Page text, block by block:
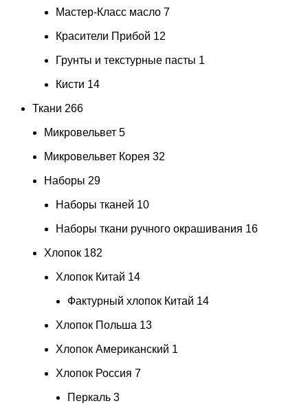
Мастер-Класс масло 7
Красители Прибой 12
Грунты и текстурные пасты 1
Кисти 14
Ткани 266
Микровельвет 5
Микровельвет Корея 32
Наборы 29
Наборы тканей 10
Наборы ткани ручного окрашивания 16
Хлопок 182
Хлопок Китай 14
Фактурный хлопок Китай 14
Хлопок Польша 13
Хлопок Американский 1
Хлопок Россия 7
Перкаль 3